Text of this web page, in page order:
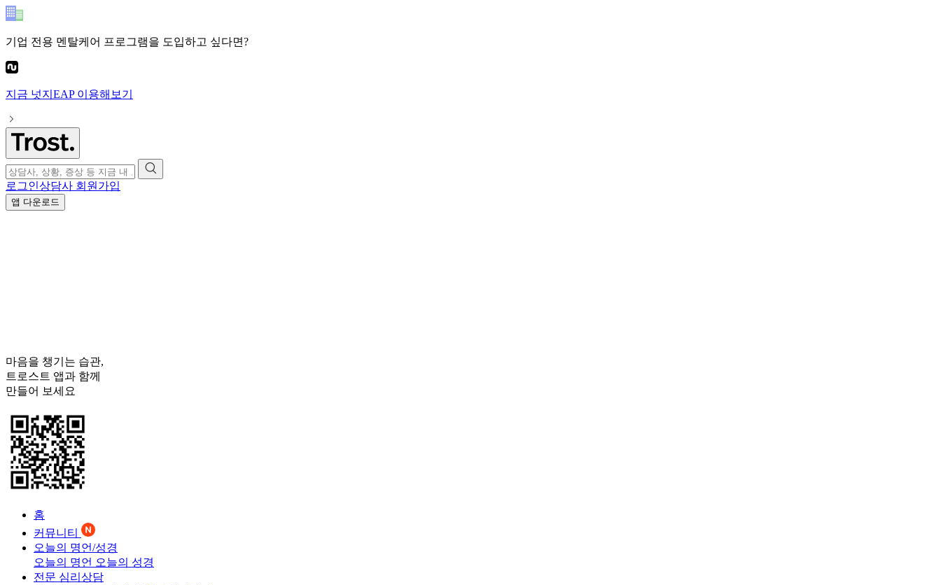
기업 전용 멘탈케어 프로그램을 도입하고 싶다면?
지금 넛지EAP이용해보기
로그인상담사 회원가입
앱 다운로드
마음을 챙기는 습관,
트로스트 앱과 함께
만들어 보세요
홈
커뮤니티
오늘의 명언/성경
오늘의 명언 오늘의 성경
전문 심리상담